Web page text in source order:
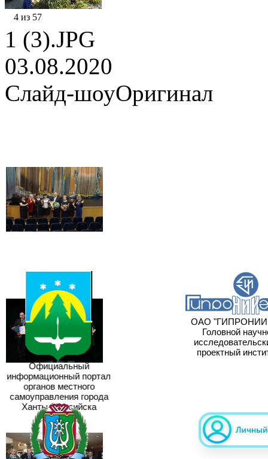
4 из 57
1 (3).JPG
03.08.2020
Слайд-шоуОригинал
Официальный
информационный портал
органов местного
самоуправления города
Ханты-Мансийска
ОАО
Головной
проектный